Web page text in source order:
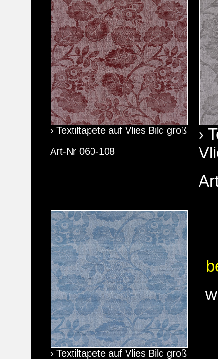
› Textiltapete auf Vlies Bild groß
Art-Nr 060-108
›
› Textiltapete auf Vlies Bild groß